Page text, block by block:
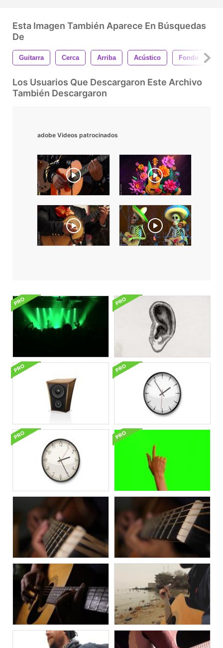
Esta Imagen También Aparece En Búsquedas
De
Guitarra Cerca Arriba Acústico Fondo
Los Usuarios Que Descargaron Este Archivo
También Descargaron
adobe Videos patrocinados